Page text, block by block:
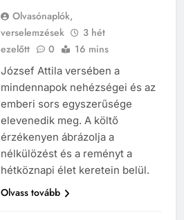
Olvasónaplók,
verselemzések
3 hét
ezelőtt
0 16 mins
József Attila versében a
mindennapok nehézségei és az
emberi sors egyszerűsége
elevenedik meg. A költő
érzékenyen ábrázolja a
nélkülözést és a reményt a
hétköznapi élet keretein belül.
Olvass tovább